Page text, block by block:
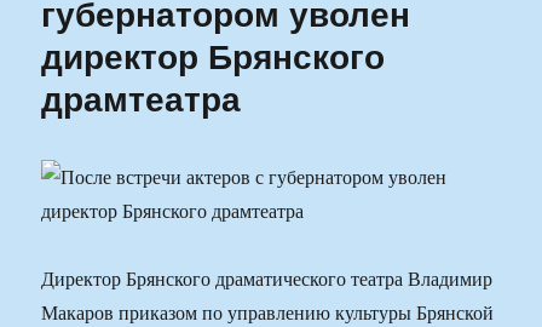
губернатором уволен
директор Брянского
драмтеатра
Директор Брянского драматического театра Владимир
Макаров приказом по управлению культуры Брянской